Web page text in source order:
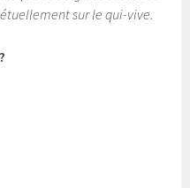
sur le qui-vive.